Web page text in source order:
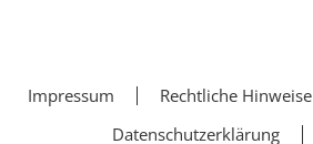
Impressum Rechtliche Hinweise
Datenschutzerklärung